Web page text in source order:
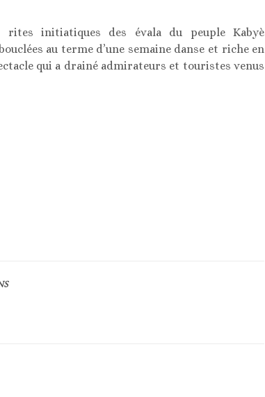
rites initiatiques des évala du peuple Kabyè
au terme d’une semaine danse et riche en
qui a drainé admirateurs et touristes venus